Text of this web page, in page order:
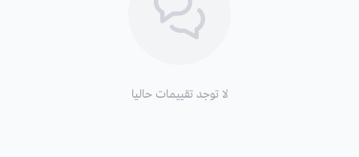
لا توجد تقييمات حاليا